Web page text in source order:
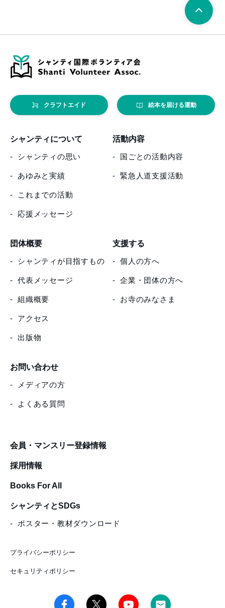
クラフトエイド 絵本を届ける運動
シャンティについて
シャンティの思い
あゆみと実績
これまでの活動
応援メッセージ
活動内容
国ごとの活動内容
緊急人道支援活動
団体概要
シャンティが目指すもの
代表メッセージ
組織概要
アクセス
出版物
支援する
個人の方へ
企業・団体の方へ
お寺のみなさま
お問い合わせ
メディアの方
よくある質問
会員・マンスリー登録情報
採用情報
Books For All
シャンティとSDGs
ポスター・教材ダウンロード
プライバシーポリシー
セキュリティポリシー